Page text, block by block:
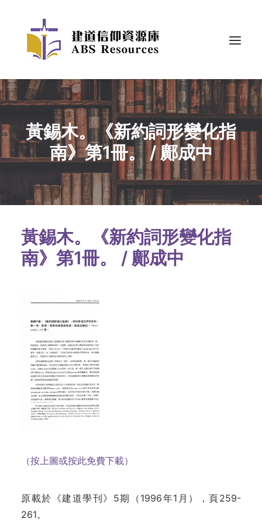
黃錫木。《新約詞形變化指
南》第1冊。 / 鄺成中
黃錫木。《新約詞形變化指
南》第1冊。 / 鄺成中
（按上圖或按此免費下載）
原載於《建道學刊》5期（1996年1月），頁259-
261。